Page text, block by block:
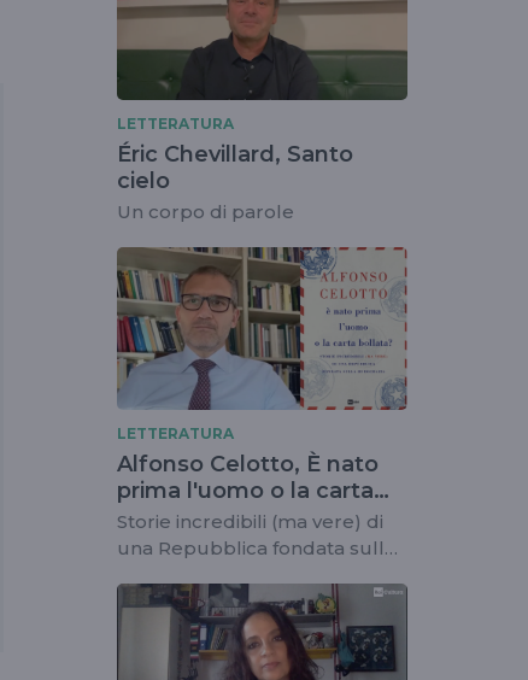
LETTERATURA
Éric Chevillard, Santo
cielo
Un corpo di parole
LETTERATURA
Alfonso Celotto, È nato
prima l'uomo o la carta
bollata?
Storie incredibili (ma vere) di
una Repubblica fondata sulla